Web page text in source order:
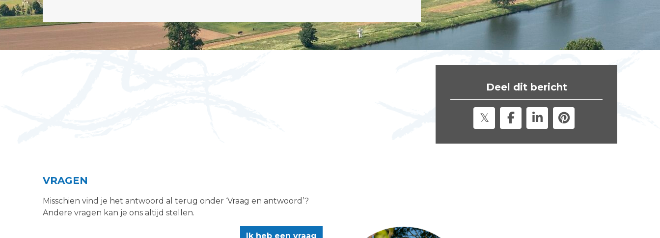
Deel dit bericht
VRAGEN
Misschien vind je het antwoord al terug onder ‘Vraag en antwoord’?
Andere vragen kan je ons altijd stellen.
Ik heb een vraag